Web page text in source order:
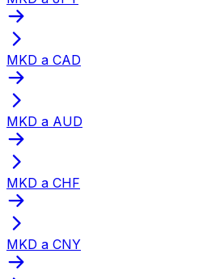
MKD a CAD
MKD a AUD
MKD a CHF
MKD a CNY